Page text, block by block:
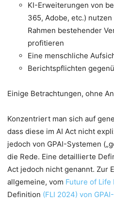
KI-Erweiterungen von
365, Adobe, etc.) nutzen
Rahmen bestehender
profitieren
Eine menschliche
Berichtspflichten
Einige Betrachtungen, ohne
Konzentriert man sich auf
dass diese im AI Act nicht
jedoch von GPAI-Systemen
die Rede. Eine detaillierte
Act jedoch nicht genannt. Zur
allgemeine, vom Future of Life
Definition (FLI 2024) von